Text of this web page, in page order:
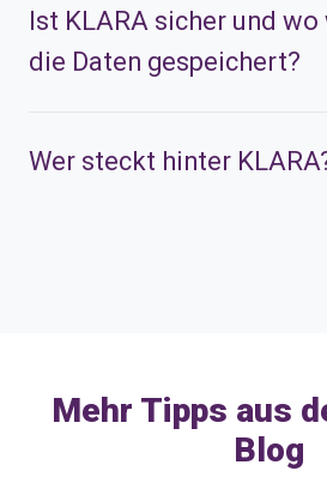
Ist KLARA sicher und
die Daten gespeichert?
Wer steckt hinter
Mehr Tipps aus
Blog